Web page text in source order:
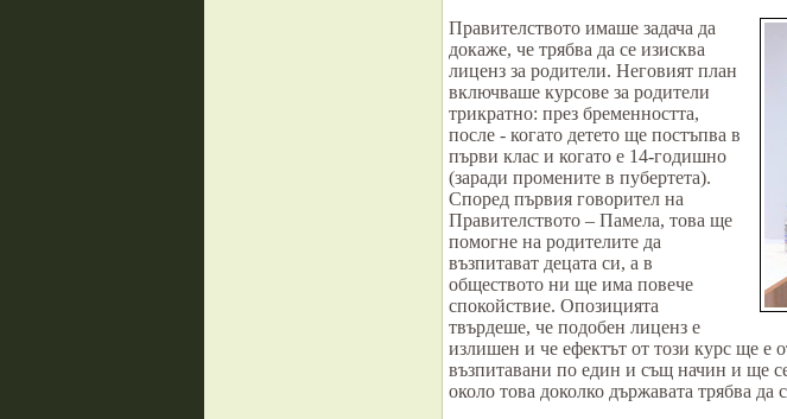
Правителството имаше задача да
докаже, че трябва да се изисква
лиценз за родители. Неговият план
включваше курсове за родители
трикратно: през бременността,
после - когато детето ще постъпва в
първи клас и когато е 14-годишно
(заради промените в пубертета).
Според първия говорител на
Правителството – Памела, това ще
помогне на родителите да
възпитават децата си, а в
обществото ни ще има повече
спокойствие. Опозицията
твърдеше, че подобен лиценз е
излишен и че ефектът от този курс ще е
възпитавани по един и същ начин и ще
около това доколко държавата трябва да